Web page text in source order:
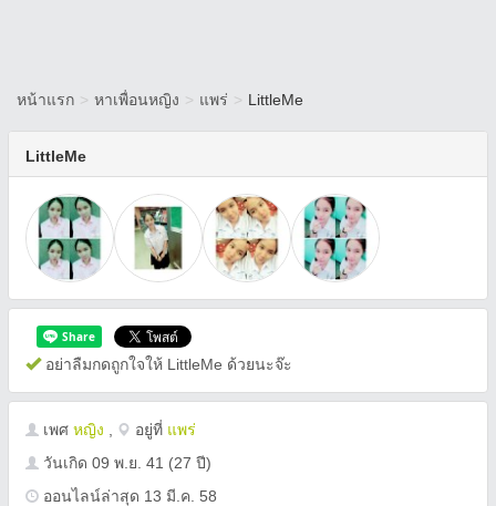
หน้าแรก > หาเพื่อนหญิง > แพร่ > LittleMe
LittleMe
อย่าลืมกดถูกใจให้ LittleMe ด้วยนะจ๊ะ
เพศ หญิง อยู่ที่ แพร่
วันเกิด 09 พ.ย. 41 (27 ปี)
ออนไลน์ล่าสุด 13 มี.ค. 58